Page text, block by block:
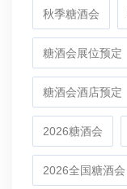
秋季糖酒会
糖酒会展位预定
糖酒会酒店预定
2026糖酒会
2026全国糖酒会